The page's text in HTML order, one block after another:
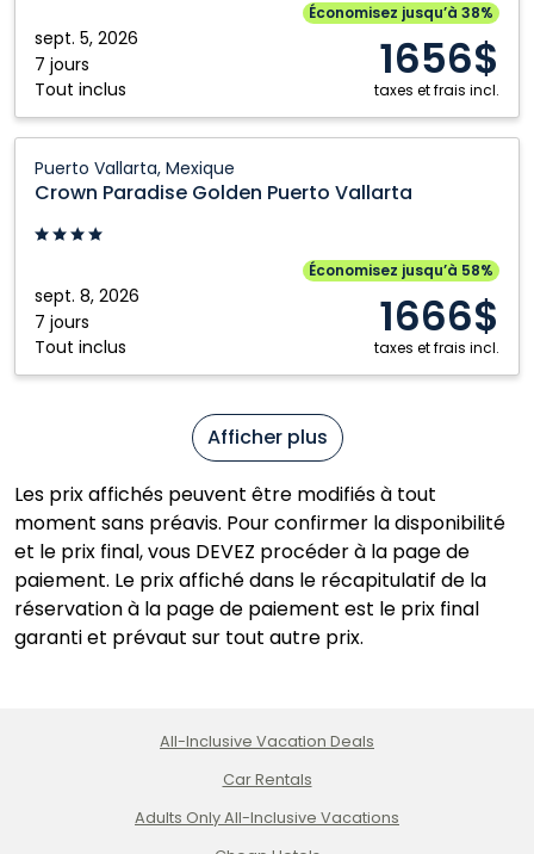
sept. 5, 2026
7 jours
Tout inclus
Économisez jusqu’à 38%
1656$
taxes et frais incl.
Puerto
Vallarta,
Mexique
Puerto Vallarta, Mexique
Crown Paradise Golden Puerto Vallarta
sept. 8, 2026
7 jours
Tout inclus
Économisez jusqu’à 58%
1666$
taxes et frais incl.
Paradise
Golden
Puerto
Puerto
Vallarta,
Mexique
Afficher plus
Les prix affichés peuvent être modifiés à tout
moment sans préavis. Pour confirmer la disponibilité
et le prix final, vous DEVEZ procéder à la page de
paiement. Le prix affiché dans le récapitulatif de la
réservation à la page de paiement est le prix final
garanti et prévaut sur tout autre prix.
All-Inclusive Vacation Deals
Car Rentals
Adults Only All-Inclusive Vacations